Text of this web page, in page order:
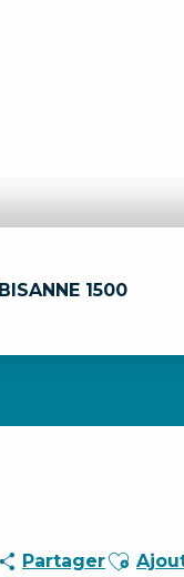
BISANNE 1500
PartagerAjouter